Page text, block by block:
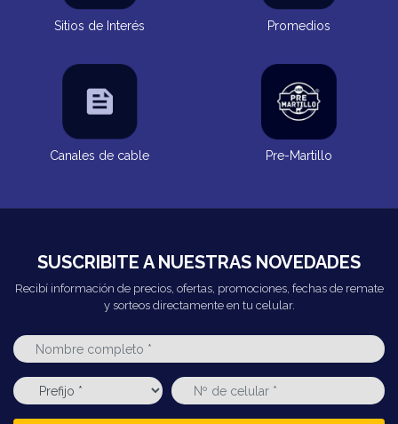
Sitios de Interés Promedios
Canales de cable Pre-Martillo
SUSCRIBITE A NUESTRAS NOVEDADES
Recibí información de precios, ofertas, promociones, fechas de remate
y sorteos directamente en tu celular.